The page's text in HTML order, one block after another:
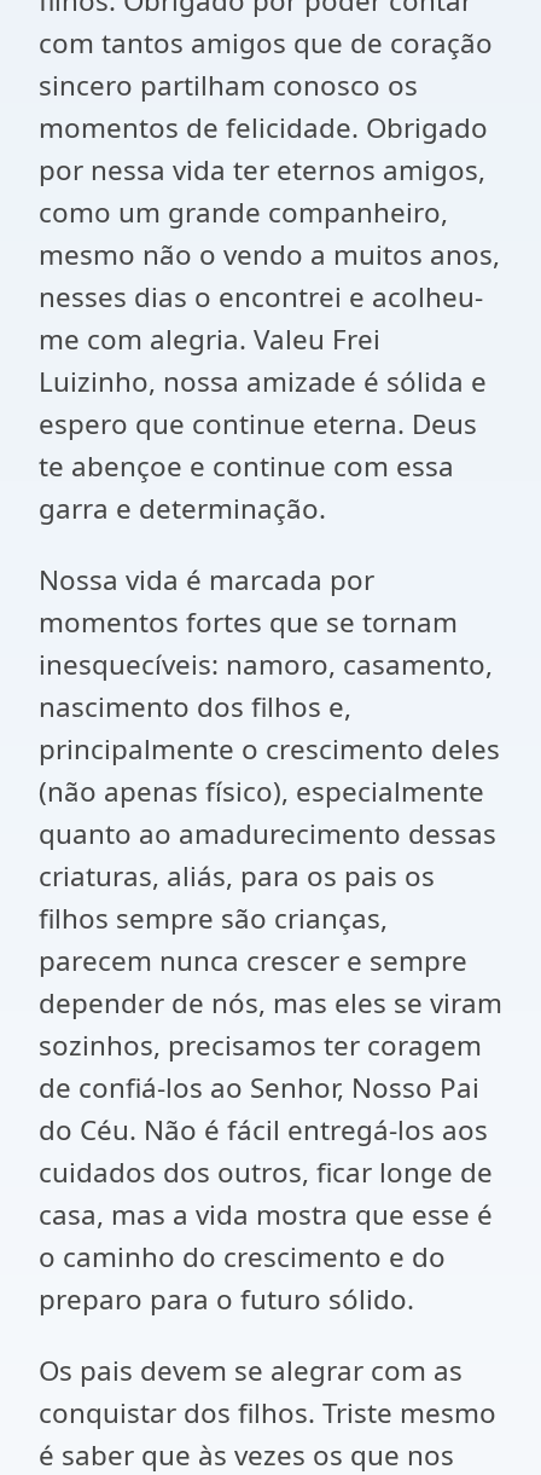
com tantos amigos que de coração
sincero partilham conosco os
momentos de felicidade. Obrigado
por nessa vida ter eternos amigos,
como um grande companheiro,
mesmo não o vendo a muitos anos,
nesses dias o encontrei e acolheu-
me com alegria. Valeu Frei
Luizinho, nossa amizade é sólida e
espero que continue eterna. Deus
te abençoe e continue com essa
garra e determinação.
Nossa vida é marcada por
momentos fortes que se tornam
inesquecíveis: namoro, casamento,
nascimento dos filhos e,
principalmente o crescimento deles
(não apenas físico), especialmente
quanto ao amadurecimento dessas
criaturas, aliás, para os pais os
filhos sempre são crianças,
parecem nunca crescer e sempre
depender de nós, mas eles se viram
sozinhos, precisamos ter coragem
de confiá-los ao Senhor, Nosso Pai
do Céu. Não é fácil entregá-los aos
cuidados dos outros, ficar longe de
casa, mas a vida mostra que esse é
o caminho do crescimento e do
preparo para o futuro sólido.
Os pais devem se alegrar com as
conquistar dos filhos. Triste mesmo
é saber que às vezes os que nos